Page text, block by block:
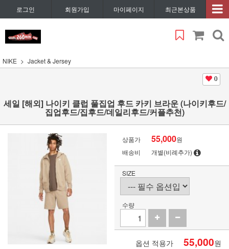
로그인 회원가입 마이페이지 최근본상품
NIKE Jacket & Jersey
0
세일 [해외] 나이키 클럽 풀집업 후드 카키 브라운 (나이키후드/
집업후드/집후드/데일리후드/커플추천)
상품가 55,000원
배송비
개별(비례추가)
SIZE
수량
옵션 적용가 55,000원